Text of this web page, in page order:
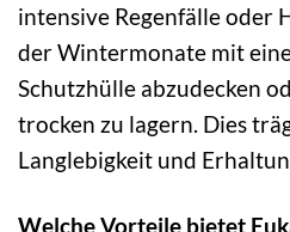
intensive Regenfälle oder
der Wintermonate mit
Schutzhülle abzudecken
trocken zu lagern. Dies
Langlebigkeit und
Welche Vorteile bietet